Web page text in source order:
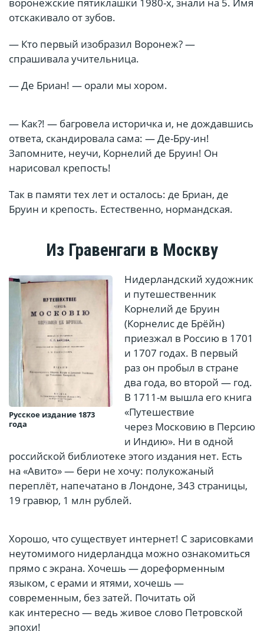
воронежские пятиклашки 1980-х, знали на 5. Имя
отскакивало от зубов.
— Кто первый изобразил Воронеж? —
спрашивала учительница.
— Де Бриан! — орали мы хором.
— Как?! — багровела историчка и, не дождавшись
ответа, скандировала сама: — Де-Бру-ин!
Запомните, не­учи, Корнелий де Бруин! Он
нарисовал крепость!
Так в памяти тех лет и осталось: де Бриан, де
Бруин и крепость. Естественно, нормандская.
Из Гравенгаги в Москву
Русское издание 1873
года
Нидерландский художник
и путешественник
Корнелий де Бруин
(Корнелис де Брёйн)
приезжал в Россию в 1701
и 1707 годах. В первый
раз он пробыл в стране
два года, во второй — год.
В 1711-м вышла его книга
«Путешествие
через Московию в Персию
и Индию». Ни в одной
российской библиотеке этого издания нет. Есть
на «Авито» — бери не хочу: полукожаный
переплёт, напечатано в Лондоне, 343 страницы,
19 гравюр, 1 млн рублей.
Хорошо, что существует интернет! С зарисовками
неутомимого нидерландца можно ознакомиться
прямо с экрана. Хочешь — дореформенным
языком, с ерами и ятями, хочешь —
современным, без затей. Почитать ой
как интересно — ведь живое слово Петровской
эпохи!